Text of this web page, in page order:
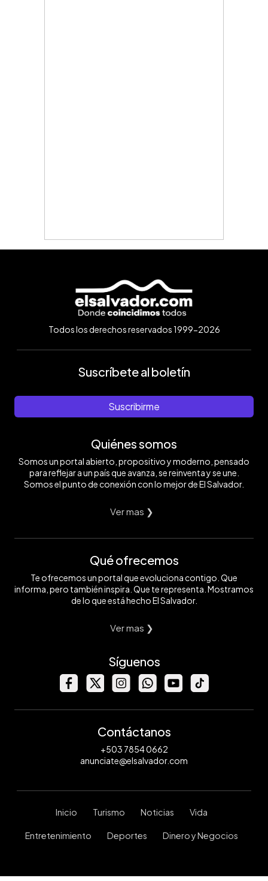
Todos los derechos reservados 1999-2026
Suscríbete al boletín
Suscribirme
Quiénes somos
Somos un portal abierto, propositivo y moderno, pensado
para reflejar a un país que avanza, se reinventa y se une.
Somos el punto de conexión con lo mejor de El Salvador.
Ver mas ❯
Qué ofrecemos
Te ofrecemos un portal que evoluciona contigo. Que
informa, pero también inspira. Que te representa. Mostramos
de lo que está hecho El Salvador.
Ver mas ❯
Síguenos
Contáctanos
+503 7854 0662
anunciate@elsalvador.com
Inicio Turismo Noticias Vida
Entretenimiento Deportes Dinero y Negocios